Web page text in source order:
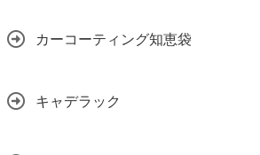
カーコーティング知恵袋
キャデラック